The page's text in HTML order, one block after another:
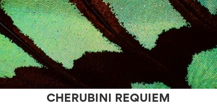
CHERUBINI REQUIEM